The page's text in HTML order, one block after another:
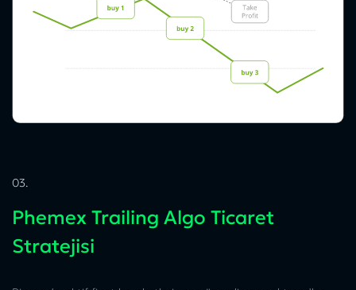
03.
Phemex Trailing Algo Ticaret
Stratejisi